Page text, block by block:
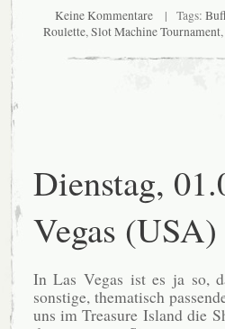
Keine Kommentare | Tags:
Roulette, Slot Machine Tournament,
Dienstag,
Vegas (USA)
In Las Vegas ist es ja so,
sonstige, thematisch
uns im Treasure Island die